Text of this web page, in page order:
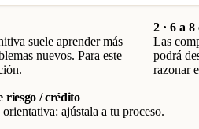
suele aprender más
nuevos. Para este
2 · 6 a
Las
podrá
razonar
riesgo / crédito
ajústala a tu proceso.